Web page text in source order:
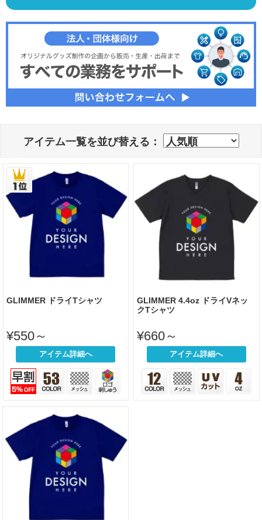
アイテム一覧を並び替える：
GLIMMER ドライTシャツ
¥550～
アイテム詳細へ
GLIMMER 4.4oz ドライVネッ
クTシャツ
¥660～
アイテム詳細へ